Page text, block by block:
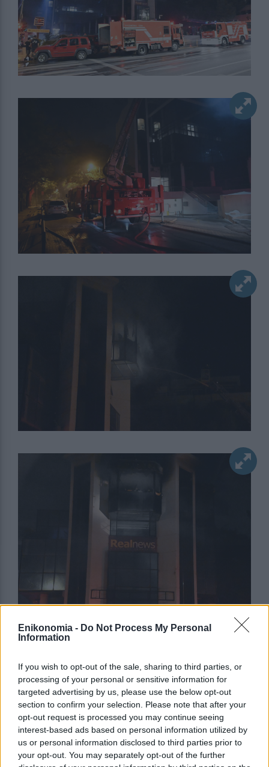
Enikonomia - Do Not Process My Personal
Information
If you wish to opt-out of the sale, sharing to third parties, or
processing of your personal or sensitive information for
targeted advertising by us, please use the below opt-out
section to confirm your selection. Please note that after your
opt-out request is processed you may continue seeing
interest-based ads based on personal information utilized by
us or personal information disclosed to third parties prior to
your opt-out. You may separately opt-out of the further